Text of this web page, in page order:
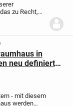
zu Recht,
die sich
das
in
neu definiert
- mit diesem
werden